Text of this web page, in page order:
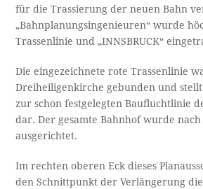
für die Trassierung der neuen Bahn
„Bahnplanungsingenieuren“ wurde
Trassenlinie und „INNSBRUCK“
Die eingezeichnete rote Trassenlinie
Dreiheiligenkirche gebunden und
zur schon festgelegten Baufluchtlinie
dar. Der gesamte Bahnhof wurde
ausgerichtet.
Im rechten oberen Eck dieses
den Schnittpunkt der Verlängerung